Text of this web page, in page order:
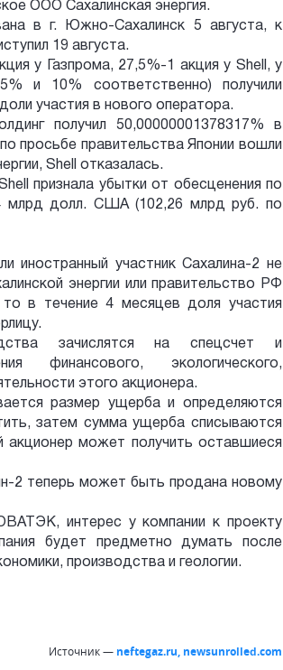
ООО Сахалинская энергия.
в г. Южно-Сахалинск 5 августа, к
19 августа.
у Газпрома, 27,5%-1 акция у Shell, у
и 10% соответственно) получили
участия в нового оператора.
получил 50,00000001378317% в
просьбе правительства Японии вошли
Shell отказалась.
признала убытки от обесценения по
млрд долл. США (102,26 млрд руб. по
иностранный участник Сахалина-2 не
энергии или правительство РФ
в течение 4 месяцев доля участия
зачислятся на спецсчет и
финансового, экологического,
этого акционера.
размер ущерба и определяются
затем сумма ущерба списываются
может получить оставшиеся
2 теперь может быть продана новому
интерес у компании к проекту
будет предметно думать после
производства и геологии.
Источник — neftegaz.ru, newsunrolled.com